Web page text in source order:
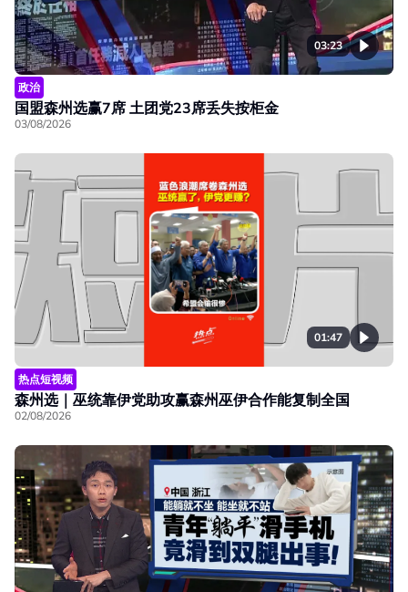
03:23
政治
国盟森州选赢7席 土团党23席丢失按柜金
03/08/2026
01:47
热点短视频
森州选｜巫统靠伊党助攻赢森州巫伊合作能复制全国
02/08/2026